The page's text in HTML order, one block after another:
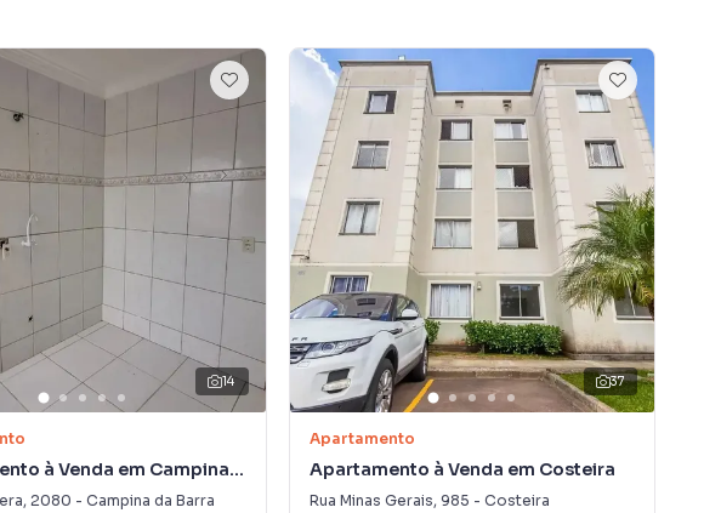
14
à Venda em Campina
, 2080 - Campina da Barra
37
Apartamento
Apartamento à Venda em Costeira
Rua Minas Gerais, 985 - Costeira